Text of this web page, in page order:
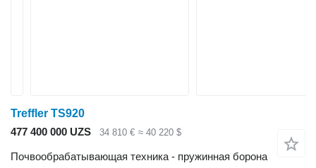
Treffler TS920
477 400 000 UZS
34 810 € ≈ 40 220 $
Почвообрабатывающая техника - пружинная борона